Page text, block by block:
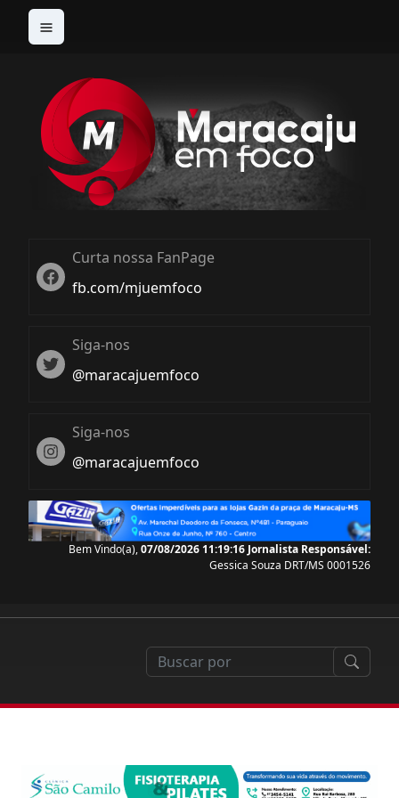
Twitter
Curta nossa FanPage
fb.com/mjuemfoco
Twiter
Siga-nos
@maracajuemfoco
Instagram
Siga-nos
@maracajuemfoco
Bem Vindo(a),07/08/2026 11:19:17 Jornalista Responsável:
Gessica Souza DRT/MS 0001526
em drones cresce 146% em Mato Grosso